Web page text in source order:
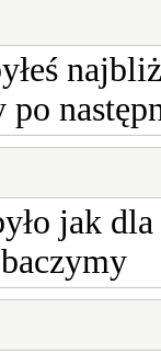
jak